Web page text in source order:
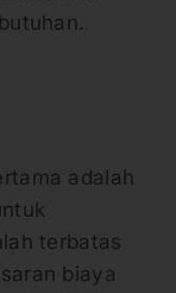
adalah
terbatas
biaya